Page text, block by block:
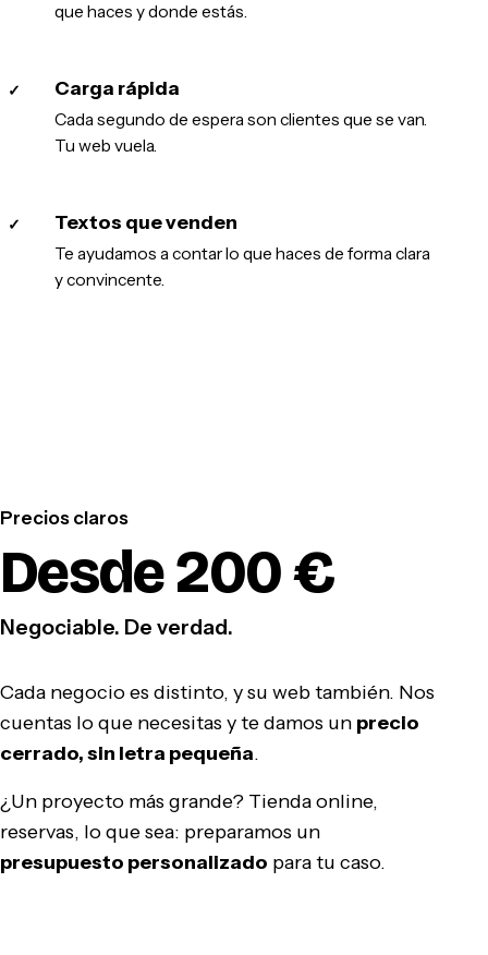
que haces y donde estás.
✓ Carga rápida
Cada segundo de espera son clientes que se van.
Tu web vuela.
✓ Textos que venden
Te ayudamos a contar lo que haces de forma clara
y convincente.
Precios claros
Desde 200 €
Negociable. De verdad.
Cada negocio es distinto, y su web también. Nos
cuentas lo que necesitas y te damos un precio
cerrado, sin letra pequeña.
¿Un proyecto más grande? Tienda online,
reservas, lo que sea: preparamos un
presupuesto personalizado para tu caso.